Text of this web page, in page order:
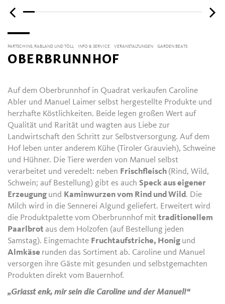
PARTSCHINS, RABLAND UND TÖLL INFO & SERVICE VERANSTALTUNGEN GARDEN BEATS
OBERBRUNNHOF
Auf dem Oberbrunnhof in Quadrat verkaufen Caroline
Abler und Manuel Laimer selbst hergestellte Produkte und
herzhafte Köstlichkeiten. Beide legen großen Wert auf
Qualität und Rarität und wagten aus Liebe zur
Landwirtschaft den Schritt zur Selbstversorgung. Auf dem
Hof leben unter anderem Kühe (Tiroler Grauvieh), Schweine
und Hühner. Die Tiere werden von Manuel selbst
verarbeitet und veredelt: neben Frischfleisch (Rind, Wild,
Schwein; auf Bestellung) gibt es auchSpeck aus eigener
Erzeugung und Kaminwurzen vom Rind und Wild. Die
Milch wird in die Sennerei Algund geliefert. Erweitert wird
die Produktpalette vom Oberbrunnhof mittraditionellem
Paarlbrotaus dem Holzofen (auf Bestellung jeden
Samstag). Eingemachte Fruchtaufstriche, Honig und
Almkäse runden das Sortiment ab. Caroline und Manuel
versorgen ihre Gäste mit gesunden und selbstgemachten
Produkten direkt vom Bauernhof.
„Griasst enk, mir sein die Caroline und der Manuel!“